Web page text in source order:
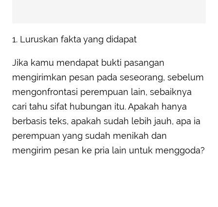
1. Luruskan fakta yang didapat
Jika kamu mendapat bukti pasangan
mengirimkan pesan pada seseorang, sebelum
mengonfrontasi perempuan lain, sebaiknya
cari tahu sifat hubungan itu. Apakah hanya
berbasis teks, apakah sudah lebih jauh, apa ia
perempuan yang sudah menikah dan
mengirim pesan ke pria lain untuk menggoda?